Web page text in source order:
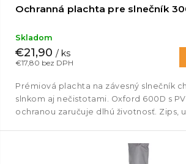
Ochranná plachta pre slnečník
Skladom
€17,80 bez DPH
€21,90 / ks
Prémiová plachta na závesný slnečník
slnkom aj nečistotami. Oxford 600D s
ochranou zaručuje dlhú životnosť. Zips,